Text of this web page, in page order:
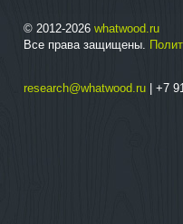
© 2012-2026 whatwood.ru
Все права защищены.
research@whatwood.ru | +7